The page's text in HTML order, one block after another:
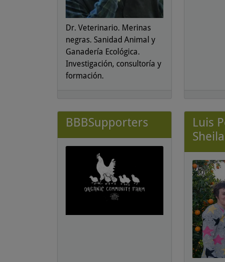
Dr. Veterinario. Merinas
negras. Sanidad Animal y
Ganadería Ecológica.
Investigación, consultoría y
formación.
BBBSupporters
Luis